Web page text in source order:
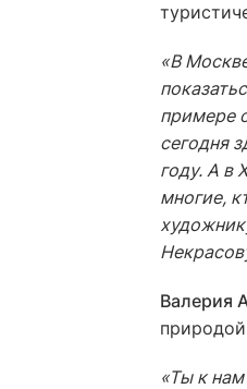
«В
примере
сегодня
году. А в
многие,
Валерия
«Ты к